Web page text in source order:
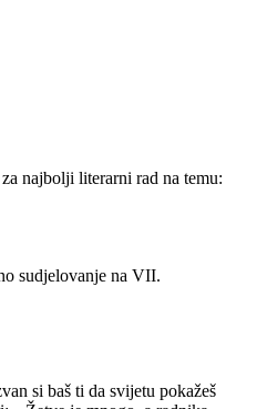
najbolji literarni rad na temu:
sudjelovanje na VII.
si baš ti da svijetu pokažeš